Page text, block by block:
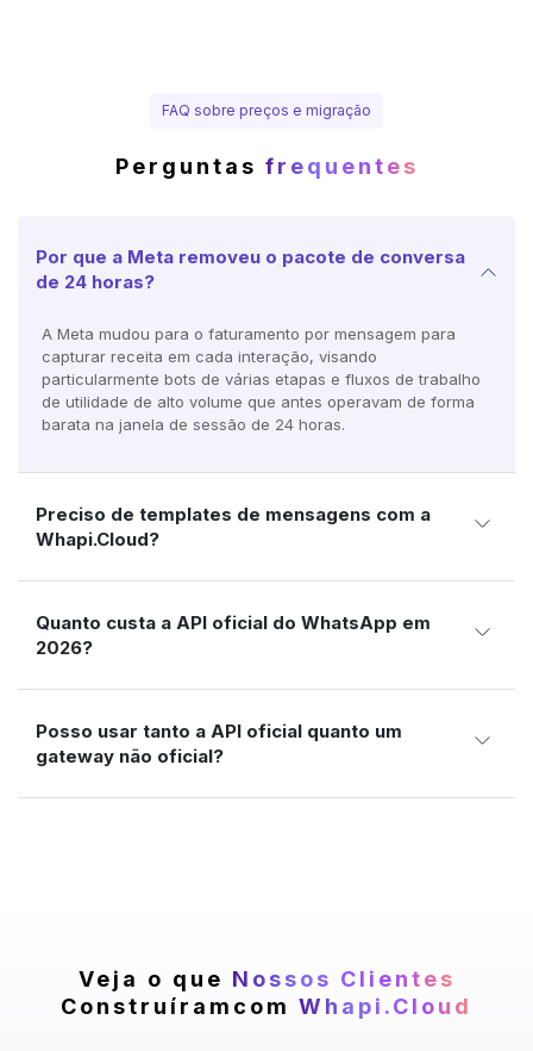
FAQ sobre preços e migração
Perguntas frequentes
Por que a Meta removeu o pacote de conversa
de 24 horas?
A Meta mudou para o faturamento por mensagem para
capturar receita em cada interação, visando
particularmente bots de várias etapas e fluxos de trabalho
de utilidade de alto volume que antes operavam de forma
barata na janela de sessão de 24 horas.
Preciso de templates de mensagens com a
Whapi.Cloud?
Quanto custa a API oficial do WhatsApp em
2026?
Posso usar tanto a API oficial quanto um
gateway não oficial?
Veja o que Nossos Clientes
Construíram com Whapi.Cloud